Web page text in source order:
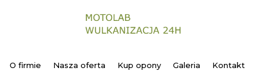
O firmie Nasza oferta Kup opony Galeria Kontakt